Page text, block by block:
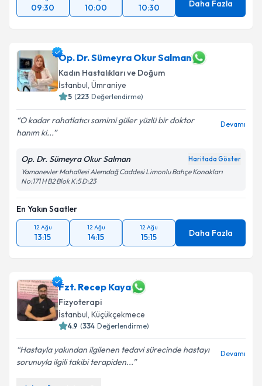
09:30 10:00 10:30 Daha Fazla
Op. Dr. Sümeyra Okur Salman
Kadın Hastalıkları ve Doğum
İstanbul, Ümraniye
5 (223 Değerlendirme)
O kadar rahatlatıcı samimi güler yüzlü bir doktor
hanım ki...
Devamı
Op. Dr. Sümeyra Okur Salman Haritada Göster
Yamanevler Mahallesi Alemdağ Caddesi Limonlu Bahçe Konakları
No:171 H B2 Blok K:5 D:23
En Yakın Saatler
12 Ağu
13:15
12 Ağu
14:15
12 Ağu
15:15 Daha Fazla
Fzt. Recep Kaya
Fizyoterapi
İstanbul, Küçükçekmece
4.9 (334 Değerlendirme)
Hastayla yakından ilgilenen tedavi sürecinde hastayı
sorunuyla ilgili takibi terapiden...
Devamı